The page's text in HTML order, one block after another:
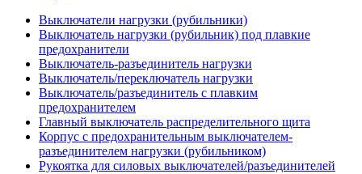
Выключатели нагрузки (рубильники)
Выключатель нагрузки (рубильник) под плавкие
предохранители
Выключатель-разъединитель нагрузки
Выключатель/переключатель нагрузки
Выключатель/разъединитель с плавким
предохранителем
Главный выключатель распределительного щита
Корпус с предохранительным выключателем-
разъединителем нагрузки (рубильником)
Рукоятка для силовых выключателей/разъединителей